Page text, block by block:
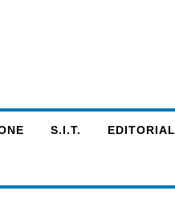
S.I.T.